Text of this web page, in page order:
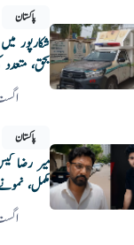
پاکستان
بحق،
اگست
پاکستان
میر رضا
مکمل،
اگست